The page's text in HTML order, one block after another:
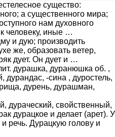
существо:
а существенного мира;
нам духовного
человеку, иные …
и дую; производить
же, образовать ветер,
дует. Он дует и …
дурашка, дуранюшка об. ,
дурандас, -сина , дуростель,
дурень, дурашман,
дураческий, свойственный,
дурацкое и делает (арет). У
речь. Дурацкую голову и